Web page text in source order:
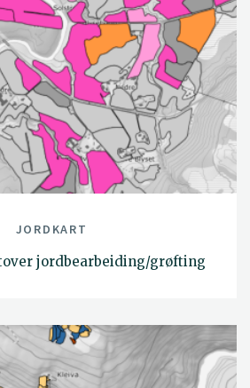
JORDKART
jordbearbeiding/grøfting